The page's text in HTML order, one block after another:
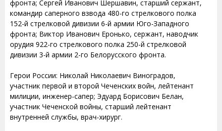
фронта; Сергей Иванович Шершавин, старший сержант,
командир саперного взвода 480-го стрелкового полка
152-й стрелковой дивизии 6-й армии Юго-Западного
фронта; Виктор Иванович Еронько, сержант, наводчик
орудия 922-го стрелкового полка 250-й стрелковой
дивизии 3-й армии 2-го Белорусского фронта.
Герои России: Николай Николаевич Виноградов,
участник первой и второй Чеченских войн, лейтенант
милиции, инженер-сапер; Эдуард Борисович Белан,
участник Чеченской войны, старший лейтенант
внутренней службы, врач-хирург.